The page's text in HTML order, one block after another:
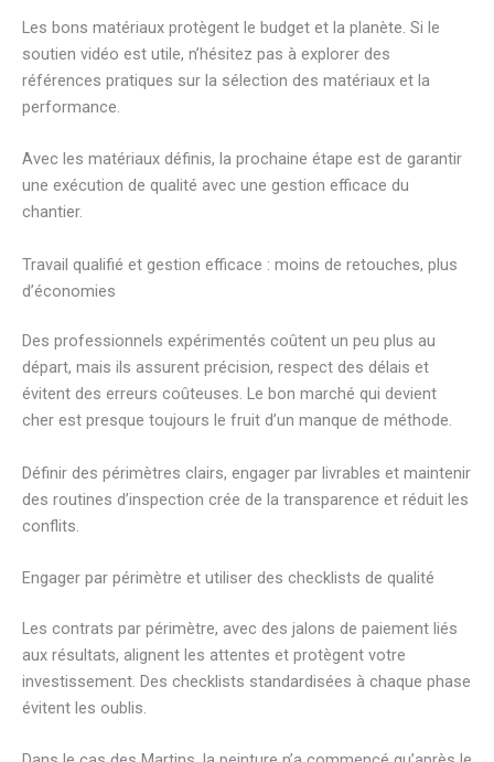
Les bons matériaux protègent le budget et la planète. Si le
soutien vidéo est utile, n’hésitez pas à explorer des
références pratiques sur la sélection des matériaux et la
performance.
Avec les matériaux définis, la prochaine étape est de garantir
une exécution de qualité avec une gestion efficace du
chantier.
Travail qualifié et gestion efficace : moins de retouches, plus
d’économies
Des professionnels expérimentés coûtent un peu plus au
départ, mais ils assurent précision, respect des délais et
évitent des erreurs coûteuses. Le bon marché qui devient
cher est presque toujours le fruit d’un manque de méthode.
Définir des périmètres clairs, engager par livrables et maintenir
des routines d’inspection crée de la transparence et réduit les
conflits.
Engager par périmètre et utiliser des checklists de qualité
Les contrats par périmètre, avec des jalons de paiement liés
aux résultats, alignent les attentes et protègent votre
investissement. Des checklists standardisées à chaque phase
évitent les oublis.